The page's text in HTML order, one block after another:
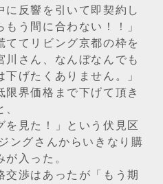
に反響を引いて即契約し
もう間に合わない！！」
ててリビング京都の枠を
川さん、なんぼなんでも
下げたくありません。」
限界価格まで下げて頂き
を見た！」という伏見区
ングさんからいきなり購
が入った。
交渉はあったが「もう期